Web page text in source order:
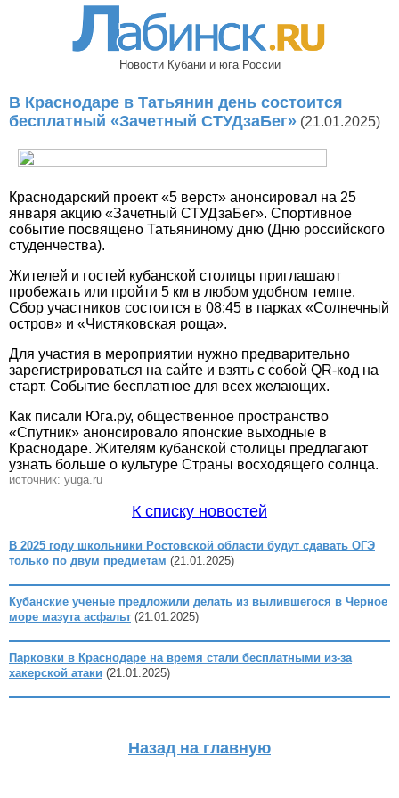
Новости Кубани и юга России
В Краснодаре в Татьянин день состоится
бесплатный «Зачетный СТУДзаБег» (21.01.2025)
Краснодарский проект «5 верст» анонсировал на 25
января акцию «Зачетный СТУДзаБег». Спортивное
событие посвящено Татьяниному дню (Дню российского
студенчества).
Жителей и гостей кубанской столицы приглашают
пробежать или пройти 5 км в любом удобном темпе.
Сбор участников состоится в 08:45 в парках «Солнечный
остров» и «Чистяковская роща».
Для участия в мероприятии нужно предварительно
зарегистрироваться на сайте и взять с собой QR-код на
старт. Событие бесплатное для всех желающих.
Как писали Юга.ру, общественное пространство
«Спутник» анонсировало японские выходные в
Краснодаре. Жителям кубанской столицы предлагают
узнать больше о культуре Страны восходящего солнца.
источник: yuga.ru
К списку новостей
В 2025 году школьники Ростовской области будут сдавать ОГЭ
только по двум предметам (21.01.2025)
Кубанские ученые предложили делать из вылившегося в Черное
море мазута асфальт (21.01.2025)
Парковки в Краснодаре на время стали бесплатными из-за
хакерской атаки (21.01.2025)
Назад на главную